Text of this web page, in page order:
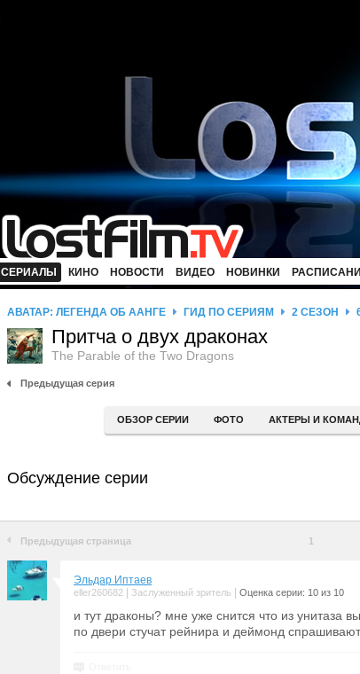
СЕРИАЛЫ КИНО НОВОСТИ ВИДЕО НОВИНКИ
АВАТАР: ЛЕГЕНДА ОБ ААНГЕ ГИД ПО СЕРИЯМ 2 СЕЗОН
Притча о двух драконах
The Parable of the Two Dragons
Предыдущая серия
ОБЗОР СЕРИИ ФОТО АКТЕРЫ И
Обсуждение серии
Предыдущая страница 1
Эльдар Иптаев
eller260682 Заслуженный зритель Оценка серии: 10 из 10
и тут драконы? мне уже снится что из унитаза
по двери стучат рейнира и деймонд